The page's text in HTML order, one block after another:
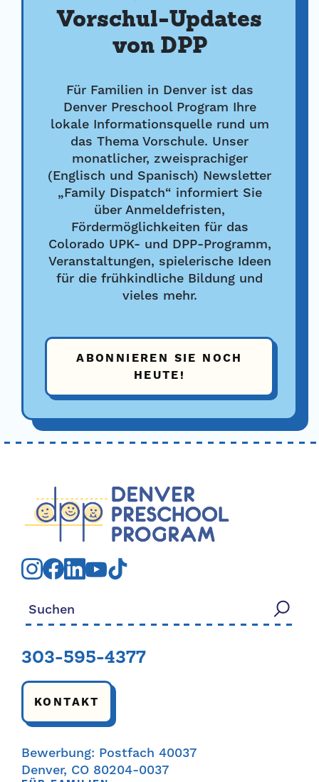
Vorschul-Updates
von DPP
Für Familien in Denver ist das
Denver Preschool Program Ihre
lokale Informationsquelle rund um
das Thema Vorschule. Unser
monatlicher, zweisprachiger
(Englisch und Spanisch) Newsletter
„Family Dispatch“ informiert Sie
über Anmeldefristen,
Fördermöglichkeiten für das
Colorado UPK- und DPP-Programm,
Veranstaltungen, spielerische Ideen
für die frühkindliche Bildung und
vieles mehr.
ABONNIEREN SIE NOCH
HEUTE!
Suchen nach:
303-595-4377
KONTAKT
Bewerbung: Postfach 40037
Denver, CO 80204-0037